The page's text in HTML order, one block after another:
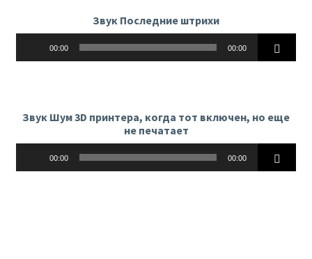
Звук Последние штрихи
00:00 00:00
Звук Шум 3D принтера, когда тот включен, но еще
не печатает
00:00 00:00